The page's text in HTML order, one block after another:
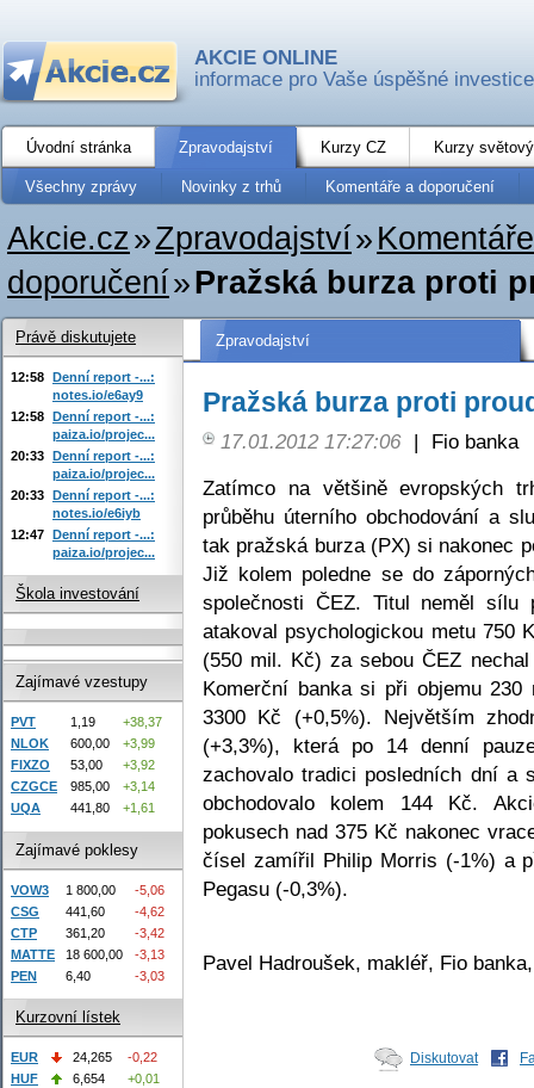
AKCIE ONLINE
informace pro Vaše úspěšné investice
Úvodní stránka Zpravodajství Kurzy CZ Kurzy
Všechny zprávy Novinky z trhů Komentáře a doporučení
Akcie.cz»Zpravodajství»
doporučení»Pražská burza proti
Zpravodajství
Pražská burza proti
17.01.2012 17:27:06 |
Fio banka
Zatímco na většině evropských
průběhu úterního obchodování a
tak pražská burza (PX) si nakonec
Již kolem poledne se do
společnosti ČEZ. Titul neměl sílu
atakoval psychologickou metu 750
(550 mil. Kč) za sebou ČEZ
Komerční banka si při objemu
3300 Kč (+0,5%). Největším
(+3,3%), která po 14 denní
zachovalo tradici posledních dní a
obchodovalo kolem 144 Kč.
pokusech nad 375 Kč nakonec
čísel zamířil Philip Morris (-1%) a
Pegasu (-0,3%).
Pavel Hadroušek, makléř, Fio
Diskutovat
Právě diskutujete
12:58 Denní report -...:
notes.io/e6ay9
12:58 Denní report -...:
paiza.io/projec...
20:33 Denní report -...:
paiza.io/projec...
20:33 Denní report -...:
notes.io/e6iyb
12:47 Denní report -...:
paiza.io/projec...
Škola investování
Zajímavé vzestupy
PVT 1,19
+38,37
NLOK
600,00
+3,99
FIXZO
53,00
+3,92
CZGCE
985,00
+3,14
UQA
441,80 +1,61
Zajímavé poklesy
VOW3 1 800,00
-5,06
CSG
441,60
-4,62
CTP
361,20
-3,42
MATTE
18 600,00
-3,13
PEN
6,40 -3,03
Kurzovní lístek
EUR 24,265
-0,22
HUF
6,654
+0,01